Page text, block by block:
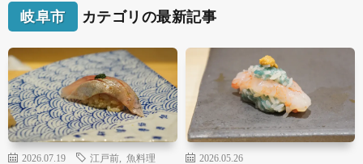
岐阜市 カテゴリの最新記事
2026.07.19 江戸前 魚料理
2026.05.26